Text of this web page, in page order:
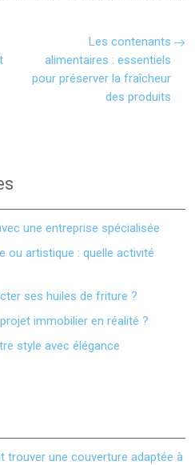
Les contenants
alimentaires : essentiels
pour préserver la fraîcheur
des produits
une entreprise spécialisée
ou artistique : quelle activité
ses huiles de friture ?
immobilier en réalité ?
style avec élégance
une couverture adaptée à